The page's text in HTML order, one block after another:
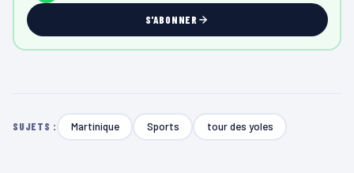
S'ABONNER
SUJETS : Martinique Sports tour des yoles